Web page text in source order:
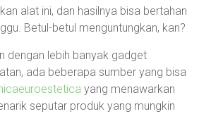
alat ini, dan hasilnya bisa bertahan
Betul-betul menguntungkan, kan?
dengan lebih banyak gadget
ada beberapa sumber yang bisa
yang menawarkan
seputar produk yang mungkin